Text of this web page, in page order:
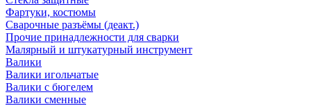
Фартуки, костюмы
Сварочные разъёмы (деакт.)
Прочие принадлежности для сварки
Малярный и штукатурный инструмент
Валики
Валики игольчатые
Валики с бюгелем
Валики сменные